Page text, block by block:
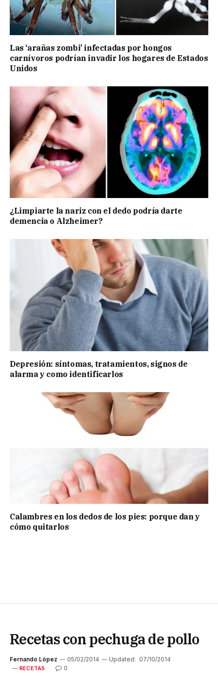
Las ‘arañas zombi’ infectadas por hongos
carnívoros podrían invadir los hogares de Estados
Unidos
¿Limpiarte la nariz con el dedo podría darte
demencia o Alzheimer?
Depresión: síntomas, tratamientos, signos de
alarma y como identificarlos
Calambres en los dedos de los pies: porque dan y
cómo quitarlos
Recetas con pechuga de pollo
Fernando López 05/02/2014 Updated: 07/10/2014
RECETAS 0